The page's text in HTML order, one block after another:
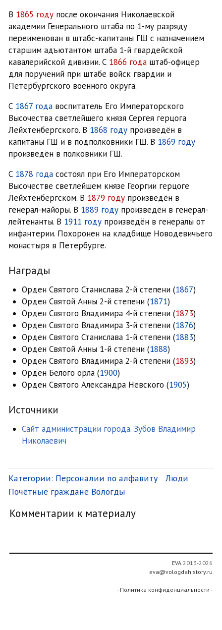
В 1865 году после окончания Николаевской
академии Генерального штаба по 1-му разряду
переименован в штабс-капитаны ГШ с назначением
старшим адъютантом штаба 1-й гвардейской
кавалерийской дивизии. С 1866 года штаб-офицер
для поручений при штабе войск гвардии и
Петербургского военного округа.
С 1867 года воспитатель Его Императорского
Высочества светлейшего князя Сергея герцога
Лейхтенбергского. В 1868 году произведён в
капитаны ГШ и в подполковники ГШ. В 1869 году
произведён в полковники ГШ.
С 1878 года состоял при Его Императорском
Высочестве светлейшем князе Георгии герцоге
Лейхтенбергском. В 1879 году произведён в
генерал-майоры. В 1889 году произведён в генерал-
лейтенанты. В 1911 году произведён в генералы от
инфантерии. Похоронен на кладбище Новодевичьего
монастыря в Петербурге.
Награды
Орден Святого Станислава 2-й степени (1867)
Орден Святой Анны 2-й степени (1871)
Орден Святого Владимира 4-й степени (1873)
Орден Святого Владимира 3-й степени (1876)
Орден Святого Станислава 1-й степени (1883)
Орден Святой Анны 1-й степени (1888)
Орден Святого Владимира 2-й степени (1893)
Орден Белого орла (1900)
Орден Святого Александра Невского (1905)
Источники
Сайт администрации города. Зубов Владимир
Николаевич
Категории: Персоналии по алфавиту
Люди
Почётные граждане Вологды
Комментарии к материалу
EVA 2013-2026
eva@vologdahistory.ru
- Политика конфиденциальности -